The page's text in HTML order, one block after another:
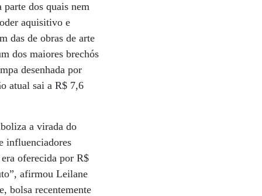
dos quais nem
aquisitivo e
das de obras de arte
dos maiores brechós
desenhada por
atual sai a R$ 7,6
a virada do
influenciadores
oferecida por R$
afirmou Leilane
bolsa recentemente